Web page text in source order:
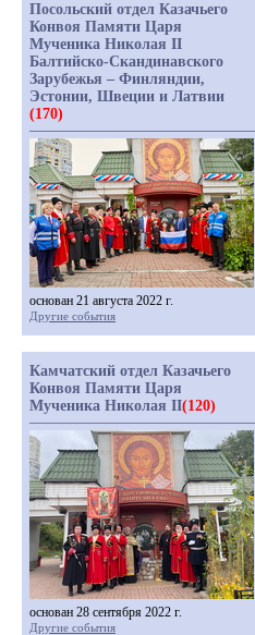
Посольский отдел Казачьего
Конвоя Памяти Царя
Мученика Николая II
Балтийско-Скандинавского
Зарубежья – Финляндии,
Эстонии, Швеции и Латвии
(170)
основан 21 августа 2022 г.
Другие события
Камчатский отдел Казачьего
Конвоя Памяти Царя
Мученика Николая II(120)
основан 28 сентября 2022 г.
Другие события